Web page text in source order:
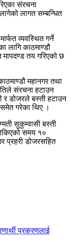
संरचना
लागत सम्बन्धित
व्यवस्थित गर्ने
लागि काठमाण्डौ
तय गरिएको छ
महानगर तथा
संरचना हटाउन
र डोजरले बस्ती हटाउन
गरेका थिए ।
सुकुम्वासी बस्ती
समय १०
प्रहरी डोजरसहित